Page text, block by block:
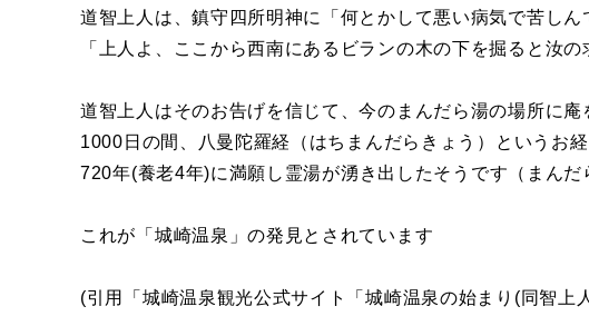
道智上人は、鎮守四所明神に「何とかして悪い病気で苦し
「上人よ、ここから西南にあるビランの木の下を掘ると汝
道智上人はそのお告げを信じて、今のまんだら湯の場所に庵
1000日の間、八曼陀羅経（はちまんだらきょう）というお経
720年(養老4年)に満願し霊湯が湧き出したそうです（まんだ
これが「城崎温泉」の発見とされています
(引用「城崎温泉観光公式サイト「城崎温泉の始まり(同智上